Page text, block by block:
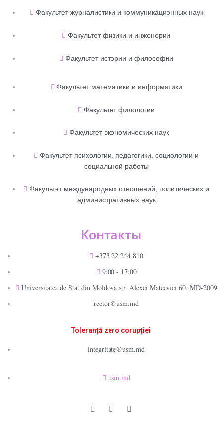
Факультет журналистики и коммуникационных наук
Факультет физики и инженерии
Факультет истории и философии
Факультет математики и информатики
Факультет филологии
Факультет экономических наук
Факультет психологии, педагогики, социологии и
социальной работы
Факультет международных отношений, политических и
административных наук
Контакты
+373 22 244 810
9:00 - 17:00
Universitatea de Stat din Moldova str. Alexei Mateevici 60, MD-2009
rector@usm.md
Toleranță zero corupției
integritate@usm.md
usm.md